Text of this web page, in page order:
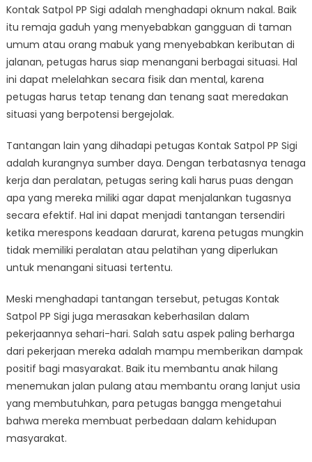
Kontak Satpol PP Sigi adalah menghadapi oknum nakal. Baik
itu remaja gaduh yang menyebabkan gangguan di taman
umum atau orang mabuk yang menyebabkan keributan di
jalanan, petugas harus siap menangani berbagai situasi. Hal
ini dapat melelahkan secara fisik dan mental, karena
petugas harus tetap tenang dan tenang saat meredakan
situasi yang berpotensi bergejolak.
Tantangan lain yang dihadapi petugas Kontak Satpol PP Sigi
adalah kurangnya sumber daya. Dengan terbatasnya tenaga
kerja dan peralatan, petugas sering kali harus puas dengan
apa yang mereka miliki agar dapat menjalankan tugasnya
secara efektif. Hal ini dapat menjadi tantangan tersendiri
ketika merespons keadaan darurat, karena petugas mungkin
tidak memiliki peralatan atau pelatihan yang diperlukan
untuk menangani situasi tertentu.
Meski menghadapi tantangan tersebut, petugas Kontak
Satpol PP Sigi juga merasakan keberhasilan dalam
pekerjaannya sehari-hari. Salah satu aspek paling berharga
dari pekerjaan mereka adalah mampu memberikan dampak
positif bagi masyarakat. Baik itu membantu anak hilang
menemukan jalan pulang atau membantu orang lanjut usia
yang membutuhkan, para petugas bangga mengetahui
bahwa mereka membuat perbedaan dalam kehidupan
masyarakat.